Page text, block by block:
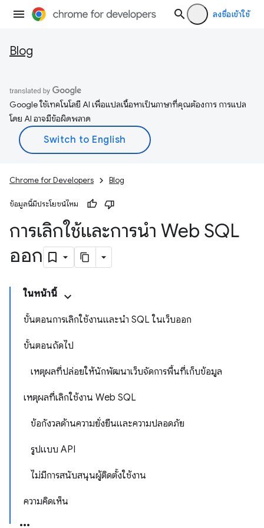
ลงชื่อเข้าใช้
Blog
Google ใช้เทคโนโลยี AI เพื่อแปลเนื้อหาเป็นภาษาที่คุณต้องการ การแปล
โดย AI อาจมีข้อผิดพลาด
Chrome for Developers Blog
ข้อมูลนี้มีประโยชน์ไหม
การเลิกใช้และการนำ Web SQL
ออก
ในหน้านี้
ขั้นตอนการเลิกใช้งานและนํา SQL ในเว็บออก
ขั้นตอนถัดไป
เหตุผลที่ปล่อยให้นักพัฒนาเว็บจัดการพื้นที่เก็บข้อมูล
เหตุผลที่เลิกใช้งาน Web SQL
ข้อกังวลด้านความยั่งยืนและความปลอดภัย
รูปแบบ API
ไม่มีการสนับสนุนผู้ติดตั้งใช้งาน
ความคิดเห็น